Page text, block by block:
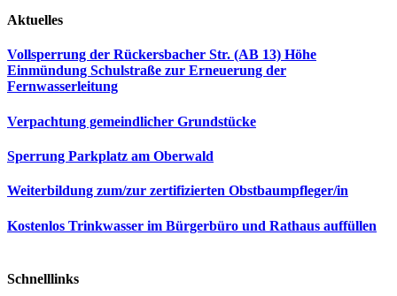
Aktuelles
Vollsperrung der Rückersbacher Str. (AB 13) Höhe
Einmündung Schulstraße zur Erneuerung der
Fernwasserleitung
Verpachtung gemeindlicher Grundstücke
Sperrung Parkplatz am Oberwald
Weiterbildung zum/zur zertifizierten Obstbaumpfleger/in
Kostenlos Trinkwasser im Bürgerbüro und Rathaus auffüllen
Schnelllinks